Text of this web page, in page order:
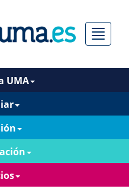
Menú
UMA